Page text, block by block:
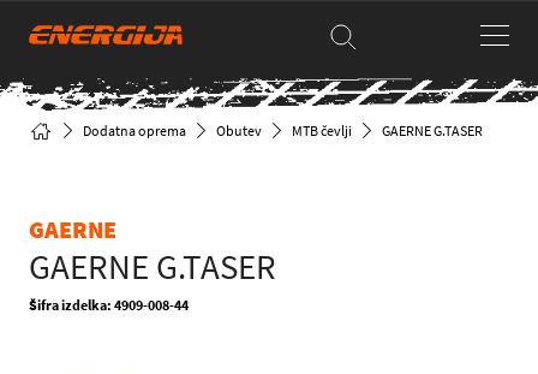
Dodatna oprema Obutev MTB čevlji GAERNE G.TASER
GAERNE
GAERNE G.TASER
Šifra izdelka: 4909-008-44